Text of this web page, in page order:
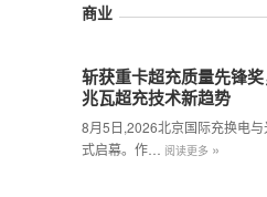
商业
斩获重卡超充质量先锋
兆瓦超充技术新趋势
8月5日,2026北京国际充换电
式启幕。作…
阅读更多 »